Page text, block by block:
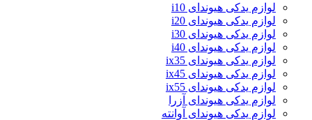
لوازم یدکی هیوندای i10
لوازم یدکی هیوندای i20
لوازم یدکی هیوندای i30
لوازم یدکی هیوندای i40
لوازم یدکی هیوندای ix35
لوازم یدکی هیوندای ix45
لوازم یدکی هیوندای ix55
لوازم یدکی هیوندای آزرا
لوازم یدکی هیوندای آوانته